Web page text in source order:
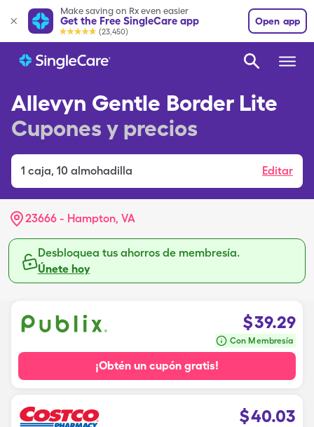
Make saving on Rx even easier
Get the Free SingleCare app
(23,450)
Open app
Allevyn Gentle Border Lite
Cupones y precios
1 caja, 10 almohadilla Editar
23666 - Hampton, VA
Desbloquea tus ahorros de membresía.
Únete hoy
$39.29
Con Membresía
¡Obtén un cupón gratis!
$40.03